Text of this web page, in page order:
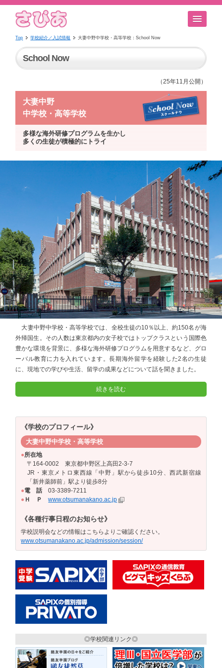
Top 学校紹介／入試情報 大妻中野中学校・高等学校：School Now
School Now
（25年11月公開）
大妻中野
中学校・高等学校
多様な海外研修プログラムを生かし
多くの生徒が積極的にトライ
大妻中野中学校・高等学校では、全校生徒の10％以上、約150名が海
外帰国生。その人数は東京都内の女子校ではトップクラスという国際色
豊かな環境を背景に、多様な海外研修プログラムを用意するなど、グロ
ーバル教育に力を入れています。長期海外留学を経験した2名の生徒
に、現地での学びや生活、留学の成果などについて話を聞きました。
続きを読む
《学校のプロフィール》
大妻中野中学校・高等学校
●所在地
〒164-0002 東京都中野区上高田2-3-7
JR・東京メトロ東西線「中野」駅から徒歩10分、西武新宿線
「新井薬師前」駅より徒歩8分
●電 話03-3389-7211
● Ｈ Ｐ www.otsumanakano.ac.jp
《各種行事日程のお知らせ》
学校説明会などの情報はこちらよりご確認ください。
www.otsumanakano.ac.jp/admission/session/
◎学校関連リンク◎